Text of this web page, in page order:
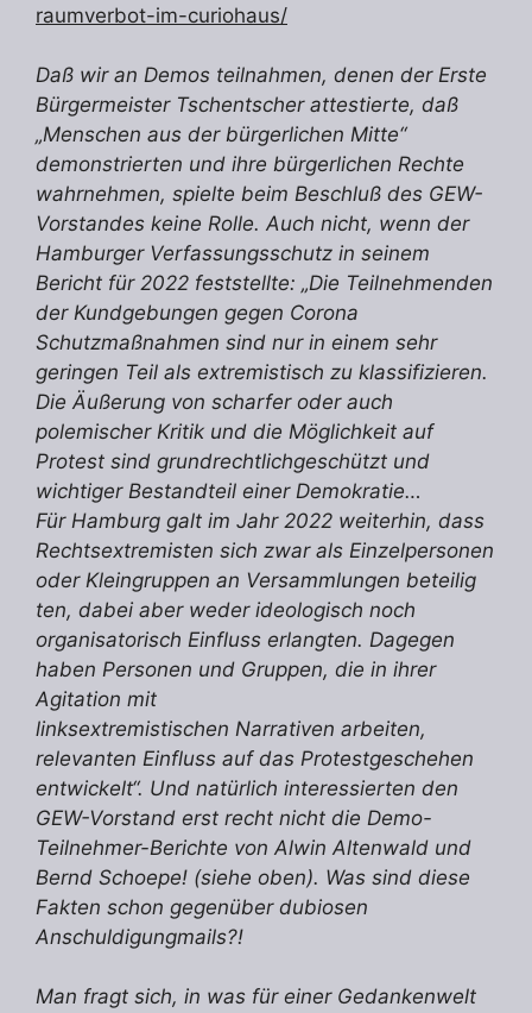
raumverbot-im-curiohaus/
Daß wir an Demos teilnahmen, denen der Erste
Bürgermeister Tschentscher attestierte, daß
„Menschen aus der bürgerlichen Mitte“
demonstrierten und ihre bürgerlichen Rechte
wahrnehmen, spielte beim Beschluß des GEW-
Vorstandes keine Rolle. Auch nicht, wenn der
Hamburger Verfassungsschutz in seinem
Bericht für 2022 feststellte: „Die Teilnehmenden
der Kundgebungen gegen Corona
Schutzmaßnahmen sind nur in einem sehr
geringen Teil als extremistisch zu klassifizieren.
Die Äußerung von scharfer oder auch
polemischer Kritik und die Möglichkeit auf
Protest sind grundrechtlichgeschützt und
wichtiger Bestandteil einer Demokratie…
Für Hamburg galt im Jahr 2022 weiterhin, dass
Rechtsextremisten sich zwar als Einzelpersonen
oder Kleingruppen an Versammlungen beteilig
ten, dabei aber weder ideologisch noch
organisatorisch Einfluss erlangten. Dagegen
haben Personen und Gruppen, die in ihrer
Agitation mit
linksextremistischen Narrativen arbeiten,
relevanten Einfluss auf das Protestgeschehen
entwickelt“. Und natürlich interessierten den
GEW-Vorstand erst recht nicht die Demo-
Teilnehmer-Berichte von Alwin Altenwald und
Bernd Schoepe! (siehe oben). Was sind diese
Fakten schon gegenüber dubiosen
Anschuldigungmails?!
Man fragt sich, in was für einer Gedankenwelt